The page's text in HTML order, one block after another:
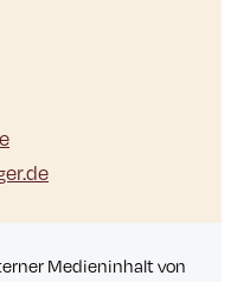
Medieninhalt von